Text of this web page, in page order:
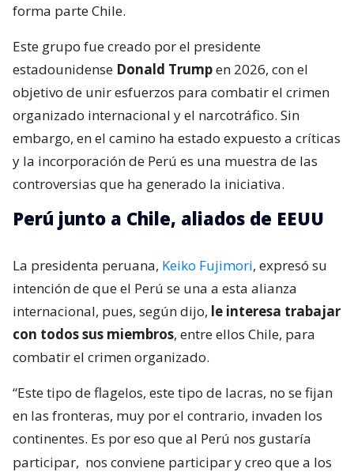
forma parte Chile.
Este grupo fue creado por el presidente
estadounidense Donald Trumpen 2026, con el
objetivo de unir esfuerzos para combatir el crimen
organizado internacional y el narcotráfico. Sin
embargo, en el camino ha estado expuesto a críticas
y la incorporación de Perú es una muestra de las
controversias que ha generado la iniciativa.
Perú junto a Chile, aliados de EEUU
La presidenta peruana, Keiko Fujimori, expresó su
intención de que el Perú se una a esta alianza
internacional, pues, según dijo, le interesa trabajar
con todos sus miembros, entre ellos Chile, para
combatir el crimen organizado.
“Este tipo de flagelos, este tipo de lacras, no se fijan
en las fronteras, muy por el contrario, invaden los
continentes. Es por eso que al Perú nos gustaría
participar, nos conviene participar y creo que a los